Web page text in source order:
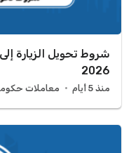
شروط تحويل الزيارة
2026
منذ 5 أيام معاملات